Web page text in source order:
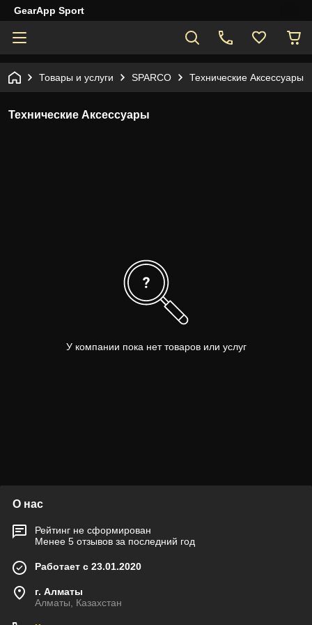
GearApp Sport
Товары и услуги SPARCO Технические Аксессуары
Технические Аксессуары
У компании пока нет товаров или услуг
О нас
Рейтинг не сформирован
Менее 5 отзывов за последний год
Работает с 23.01.2020
г. Алматы
Алматы, Казахстан